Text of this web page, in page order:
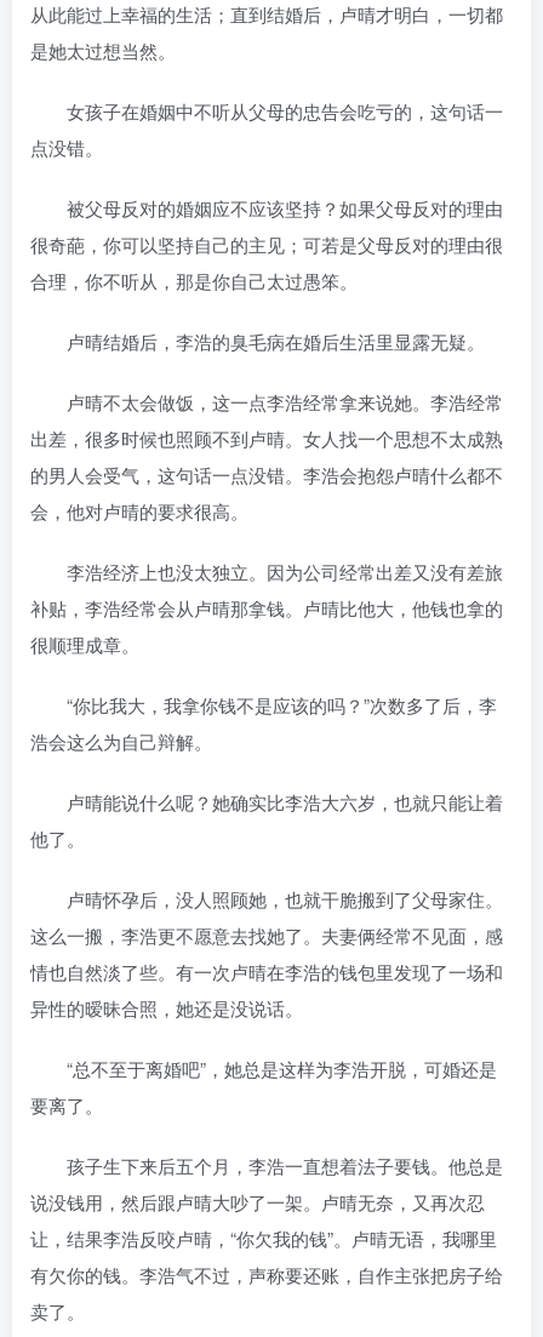
从此能过上幸福的生活；直到结婚后，卢晴才明白，一切都
是她太过想当然。
女孩子在婚姻中不听从父母的忠告会吃亏的，这句话一
点没错。
被父母反对的婚姻应不应该坚持？如果父母反对的理由
很奇葩，你可以坚持自己的主见；可若是父母反对的理由很
合理，你不听从，那是你自己太过愚笨。
卢晴结婚后，李浩的臭毛病在婚后生活里显露无疑。
卢晴不太会做饭，这一点李浩经常拿来说她。李浩经常
出差，很多时候也照顾不到卢晴。女人找一个思想不太成熟
的男人会受气，这句话一点没错。李浩会抱怨卢晴什么都不
会，他对卢晴的要求很高。
李浩经济上也没太独立。因为公司经常出差又没有差旅
补贴，李浩经常会从卢晴那拿钱。卢晴比他大，他钱也拿的
很顺理成章。
“你比我大，我拿你钱不是应该的吗？”次数多了后，李
浩会这么为自己辩解。
卢晴能说什么呢？她确实比李浩大六岁，也就只能让着
他了。
卢晴怀孕后，没人照顾她，也就干脆搬到了父母家住。
这么一搬，李浩更不愿意去找她了。夫妻俩经常不见面，感
情也自然淡了些。有一次卢晴在李浩的钱包里发现了一场和
异性的暧昧合照，她还是没说话。
“总不至于离婚吧”，她总是这样为李浩开脱，可婚还是
要离了。
孩子生下来后五个月，李浩一直想着法子要钱。他总是
说没钱用，然后跟卢晴大吵了一架。卢晴无奈，又再次忍
让，结果李浩反咬卢晴，“你欠我的钱”。卢晴无语，我哪里
有欠你的钱。李浩气不过，声称要还账，自作主张把房子给
卖了。